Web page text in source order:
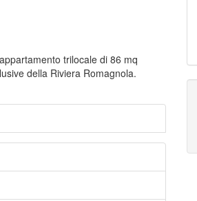
trilocale di 86 mq
della Riviera Romagnola.